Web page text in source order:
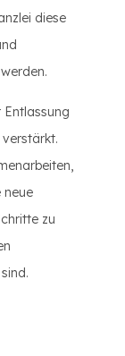
diese
Entlassung
neue
zu